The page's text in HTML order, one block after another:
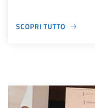
SCOPRI TUTTO